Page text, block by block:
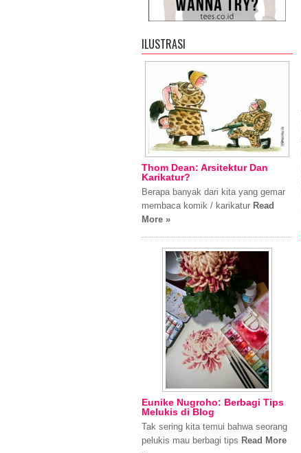
ILUSTRASI
Thom Dean: Arsitektur Dan
Karikatur?
Berapa banyak dari kita yang gemar
membaca komik / karikatur Read
More »
Eunike Nugroho: Berbagi Tips
Melukis di Blog
Tak sering kita temui bahwa seorang
pelukis mau berbagi tips Read More